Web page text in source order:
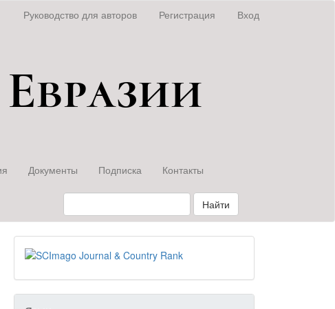
Руководство для авторов Регистрация Вход
Документы Подписка Контакты
Найти